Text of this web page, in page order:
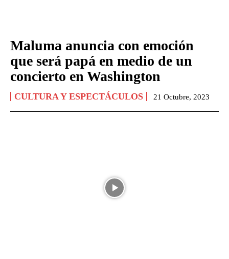
Maluma anuncia con emoción
que será papá en medio de un
concierto en Washington
CULTURA Y ESPECTÁCULOS 21 Octubre, 2023